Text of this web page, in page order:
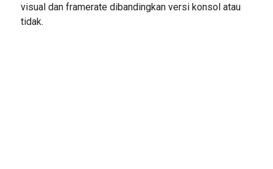
visual dan framerate dibandingkan versi konsol atau
tidak.